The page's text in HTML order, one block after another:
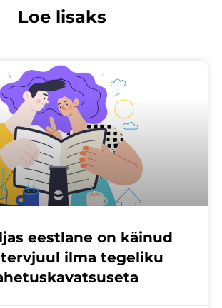
Loe lisaks
eestlane on käinud
ilma tegeliku